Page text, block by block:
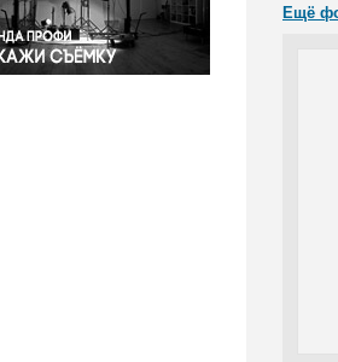
Экономика и бизнес
Ещё